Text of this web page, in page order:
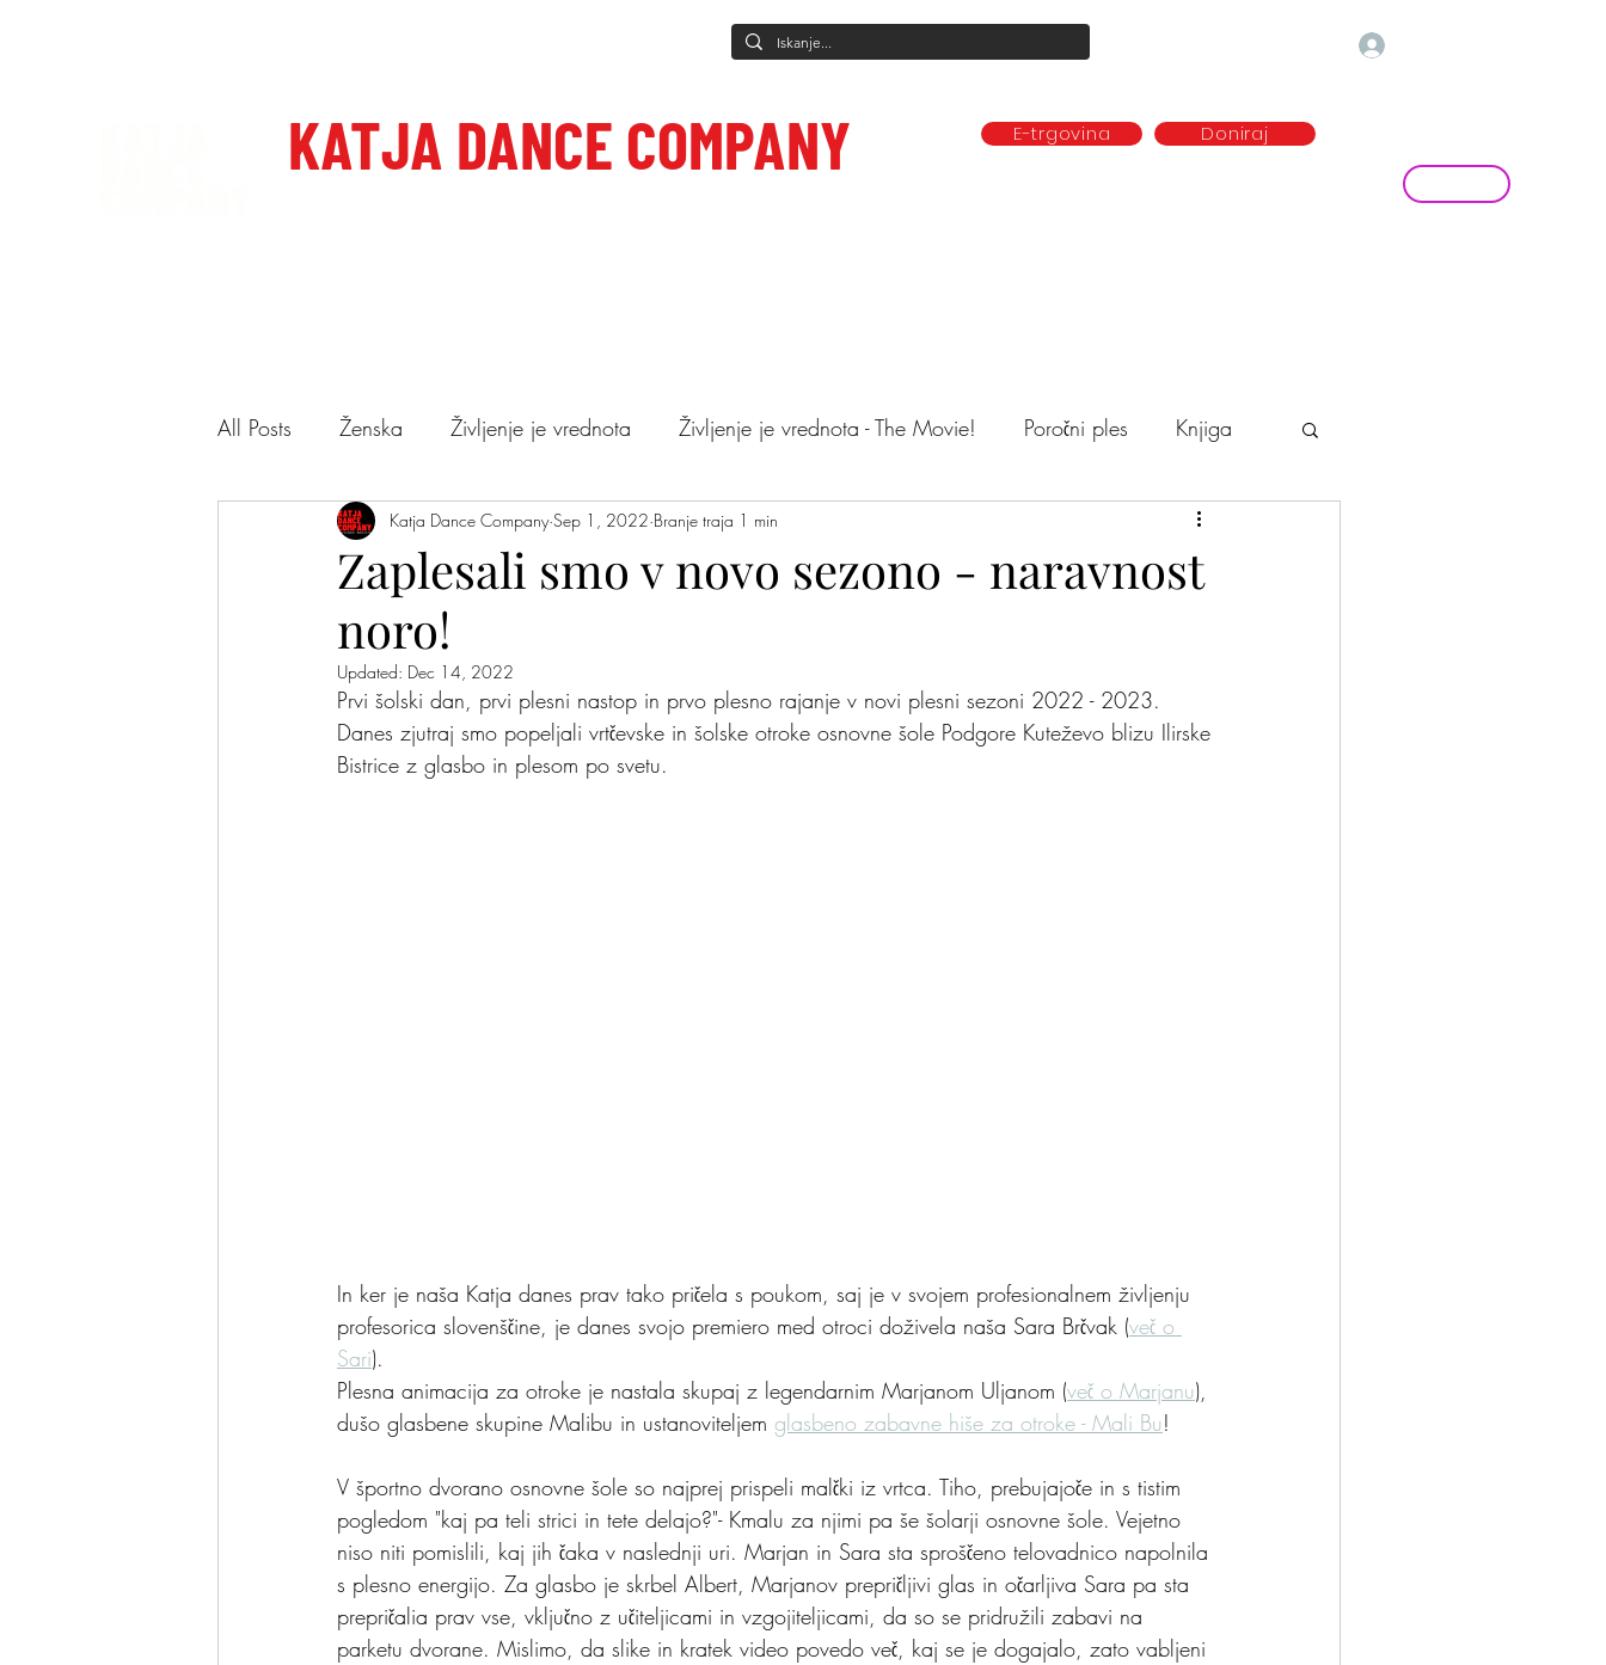
KATJA DANCE COMPANY E-trgovina Doniraj
All Posts Ženska Življenje je vrednota Življenje je vrednota - The Movie! Poročni ples Knjiga
Ponudba Predstave Nastopi Animacija otrok
Plesalke in plesalci
Zaplesali smo v novo sezono - naravnost
noro!
Katja Dance Company Sep 1, 2022 Branje traja 1 min
Updated: Dec 14, 2022
Prvi šolski dan, prvi plesni nastop in prvo plesno rajanje v novi plesni sezoni 2022 - 2023.
Danes zjutraj smo popeljali vrtčevske in šolske otroke osnovne šole Podgore Kuteževo blizu Ilirske
Bistrice z glasbo in plesom po svetu.
In ker je naša Katja danes prav tako pričela s poukom, saj je v svojem profesionalnem življenju
profesorica slovenščine, je danes svojo premiero med otroci doživela naša Sara Brčvak (več o
Sari).
Plesna animacija za otroke je nastala skupaj z legendarnim Marjanom Uljanom (več o Marjanu),
dušo glasbene skupine Malibu in ustanoviteljem glasbeno zabavne hiše za otroke - Mali Bu!
V športno dvorano osnovne šole so najprej prispeli malčki iz vrtca. Tiho, prebujajoče in s tistim
pogledom "kaj pa teli strici in tete delajo?"- Kmalu za njimi pa še šolarji osnovne šole. Vejetno
niso niti pomislili, kaj jih čaka v naslednji uri. Marjan in Sara sta sproščeno telovadnico napolnila
s plesno energijo. Za glasbo je skrbel Albert, Marjanov prepričljivi glas in očarljiva Sara pa sta
prepričalia prav vse, vključno z učiteljicami in vzgojiteljicami, da so se pridružili zabavi na
parketu dvorane. Mislimo, da slike in kratek video povedo več, kaj se je dogajalo, zato vabljeni